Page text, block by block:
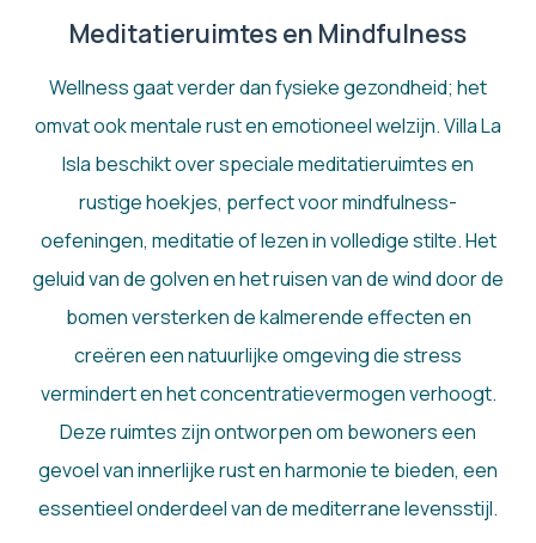
Meditatieruimtes en Mindfulness
Wellness gaat verder dan fysieke gezondheid; het
omvat ook mentale rust en emotioneel welzijn. Villa La
Isla beschikt over speciale meditatieruimtes en
rustige hoekjes, perfect voor mindfulness-
oefeningen, meditatie of lezen in volledige stilte. Het
geluid van de golven en het ruisen van de wind door de
bomen versterken de kalmerende effecten en
creëren een natuurlijke omgeving die stress
vermindert en het concentratievermogen verhoogt.
Deze ruimtes zijn ontworpen om bewoners een
gevoel van innerlijke rust en harmonie te bieden, een
essentieel onderdeel van de mediterrane levensstijl.